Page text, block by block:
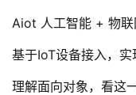
Aiot 人
基于IoT设备接入，
理解面向对象，看这